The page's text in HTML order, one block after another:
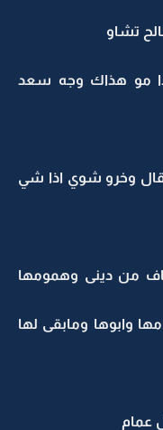
تشاو
مو هذاك وجه سعد
وخرو شوي اذا شي
مره حلوه تخاف من دينى وهمومها
وابوها ومابقى لها
عمام